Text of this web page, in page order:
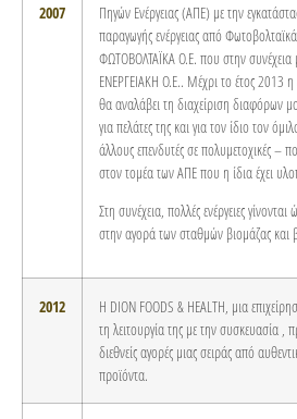
2007
Πηγών Ενέργειας (ΑΠΕ) με την
παραγωγής ενέργειας από
ΦΩΤΟΒΟΛΤΑΪΚΑ Ο.Ε. που στην
ΕΝΕΡΓΕΙΑΚΗ Ο.Ε.. Μέχρι το έτος 2013 η
θα αναλάβει τη διαχείριση διαφόρων
για πελάτες της και για τον ίδιο τον
άλλους επενδυτές σε πολυμετοχικές –
στον τομέα των ΑΠΕ που η ίδια έχει
Στη συνέχεια, πολλές ενέργειες
στην αγορά των σταθμών βιομάζας και
2012
Η DION FOODS & HEALTH, μια
τη λειτουργία της με την συσκευασία
διεθνείς αγορές μιας σειράς από
προϊόντα.